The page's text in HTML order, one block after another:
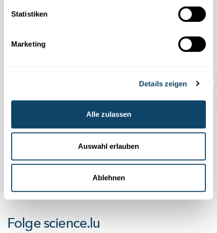
Statistiken
Marketing
Details zeigen
Alle zulassen
Auswahl erlauben
Ablehnen
Folgescience.lu